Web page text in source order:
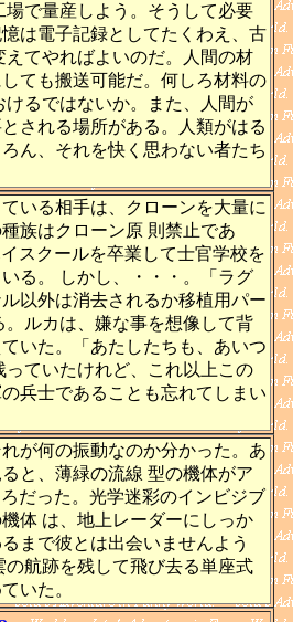
で量産しよう。そうして必要
は電子記録としてたくわえ、古
てやればよいのだ。人間の材
ても搬送可能だ。何しろ材料の
るではないか。また、人間が
される場所がある。人類がはる
ん、それを快く思わない者たち
いる相手は、クローンを大量に
族はクローン原 則禁止であ
スクールを卒業して士官学校を
る。 しかし、・・・。「ラグ
以外は消去されるか移植用パー
ルカは、嫌な事を想像して背
いた。「あたしたちも、あいつ
ていたけれど、これ以上この
兵士であることも忘れてしまい
が何の振動なのか分かった。あ
と、薄緑の流線 型の機体がア
だった。光学迷彩のインビジブ
体 は、地上レーダーにしっか
まで彼とは出会いませんよう
航跡を残して飛び去る単座式
いた。